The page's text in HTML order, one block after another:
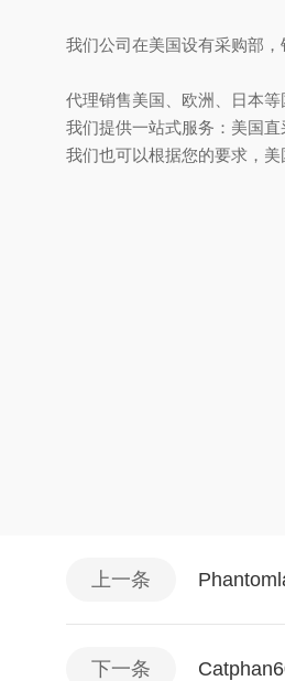
我们公司在美国设有采购部
代理销售美国、欧洲、日本
我们提供一站式服务：美国
我们也可以根据您的要求，
上一条
下一条